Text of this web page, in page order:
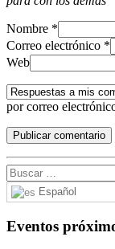
Nombre *
Correo electrónico *
Web
por correo
Español
Eventos